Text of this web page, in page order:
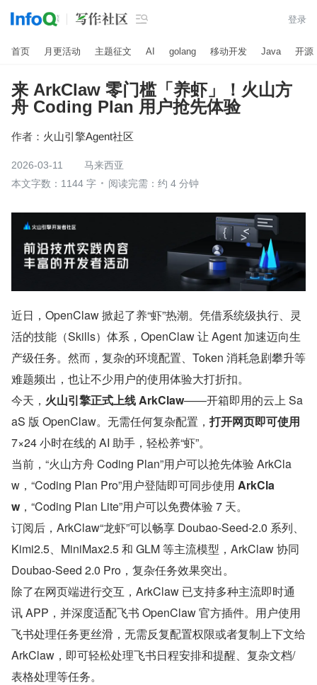
 登录
首页 月更活动 主题征文 AI golang 移动开发 Java 开源
来 ArkClaw 零门槛「养虾」！火山方
舟 Coding Plan 用户抢先体验
作者： 火山引擎Agent社区
2026-03-11
马来西亚
本文字数：1144 字
阅读完需：约 4 分钟
近日，OpenClaw 掀起了养“虾”热潮。凭借系统级执行、灵
活的技能（Skills）体系，OpenClaw 让 Agent 加速迈向生
产级任务。然而，复杂的环境配置、Token 消耗急剧攀升等
难题频出，也让不少用户的使用体验大打折扣。
今天， 火山引擎正式上线 ArkClaw——开箱即用的云上 Sa
aS 版 OpenClaw。无需任何复杂配置，
7×24 小时在线的 AI 助手，轻松养“虾”。
当前，“火山方舟 Coding Plan”用户可以抢先体验 ArkCla
w，“Coding Plan Pro”用户登陆即可同步使用 ArkCla
w ，“Coding Plan Lite”用户可以免费体验 7 天。
订阅后，ArkClaw“龙虾”可以畅享 Doubao-Seed-2.0 系列、
Kimi2.5、MiniMax2.5 和 GLM 等主流模型，ArkClaw 协同
Doubao-Seed 2.0 Pro，复杂任务效果突出。
除了在网页端进行交互，ArkClaw 已支持多种主流即时通
讯 APP，并深度适配飞书 OpenClaw 官方插件。用户使用
飞书处理任务更丝滑，无需反复配置权限或者复制上下文给
ArkClaw，即可轻松处理飞书日程安排和提醒、复杂文档/
表格处理等任务。